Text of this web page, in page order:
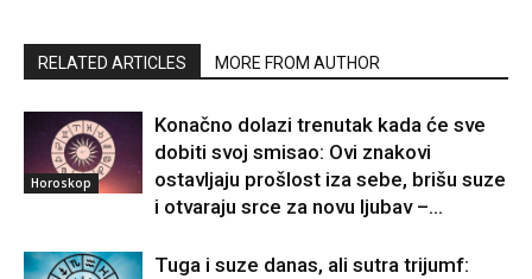
RELATED ARTICLES MORE FROM AUTHOR
Horoskop
Konačno dolazi trenutak kada će sve
dobiti svoj smisao: Ovi znakovi
ostavljaju prošlost iza sebe, brišu suze
i otvaraju srce za novu ljubav –...
Tuga i suze danas, ali sutra trijumf: